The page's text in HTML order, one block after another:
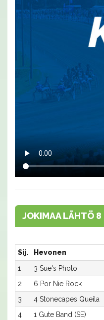
JOKIMAA LÄHTÖ 8
Sij. Hevonen
1
3 Sue's Photo
2
6 Por Nie Rock
3
4 Stonecapes Queila
4
1 Gute Band (SE)